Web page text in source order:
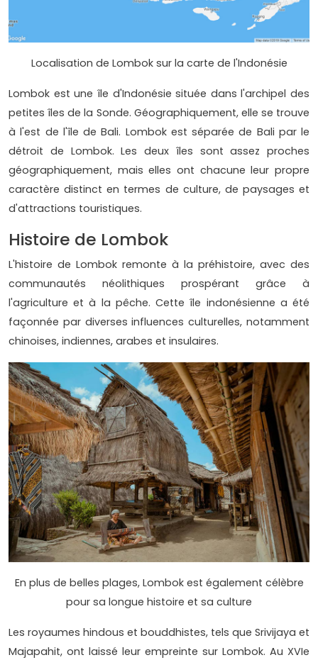
Localisation de Lombok sur la carte de l'Indonésie
Lombok est une île d'Indonésie située dans l'archipel des
petites îles de la Sonde. Géographiquement, elle se trouve
à l'est de l'île de Bali. Lombok est séparée de Bali par le
détroit de Lombok. Les deux îles sont assez proches
géographiquement, mais elles ont chacune leur propre
caractère distinct en termes de culture, de paysages et
d'attractions touristiques.
Histoire de Lombok
L'histoire de Lombok remonte à la préhistoire, avec des
communautés néolithiques prospérant grâce à
l'agriculture et à la pêche. Cette île indonésienne a été
façonnée par diverses influences culturelles, notamment
chinoises, indiennes, arabes et insulaires.
En plus de belles plages, Lombok est également célèbre
pour sa longue histoire et sa culture
Les royaumes hindous et bouddhistes, tels que Srivijaya et
Majapahit, ont laissé leur empreinte sur Lombok. Au XVIe